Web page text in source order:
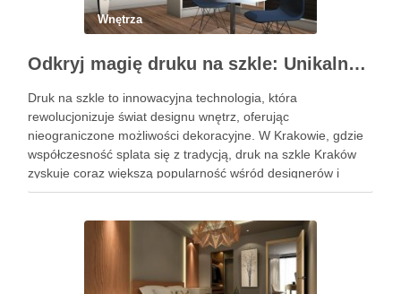
Wnętrza
Odkryj magię druku na szkle: Unikalne dekoracje wnętrz
Druk na szkle to innowacyjna technologia, która
rewolucjonizuje świat designu wnętrz, oferując
nieograniczone możliwości dekoracyjne. W Krakowie, gdzie
współczesność splata się z tradycją, druk na szkle Kraków
zyskuje coraz większą popularność wśród designerów i
właścicieli domów, pragnących wprowadzić do swoich
wykorzystać tę …